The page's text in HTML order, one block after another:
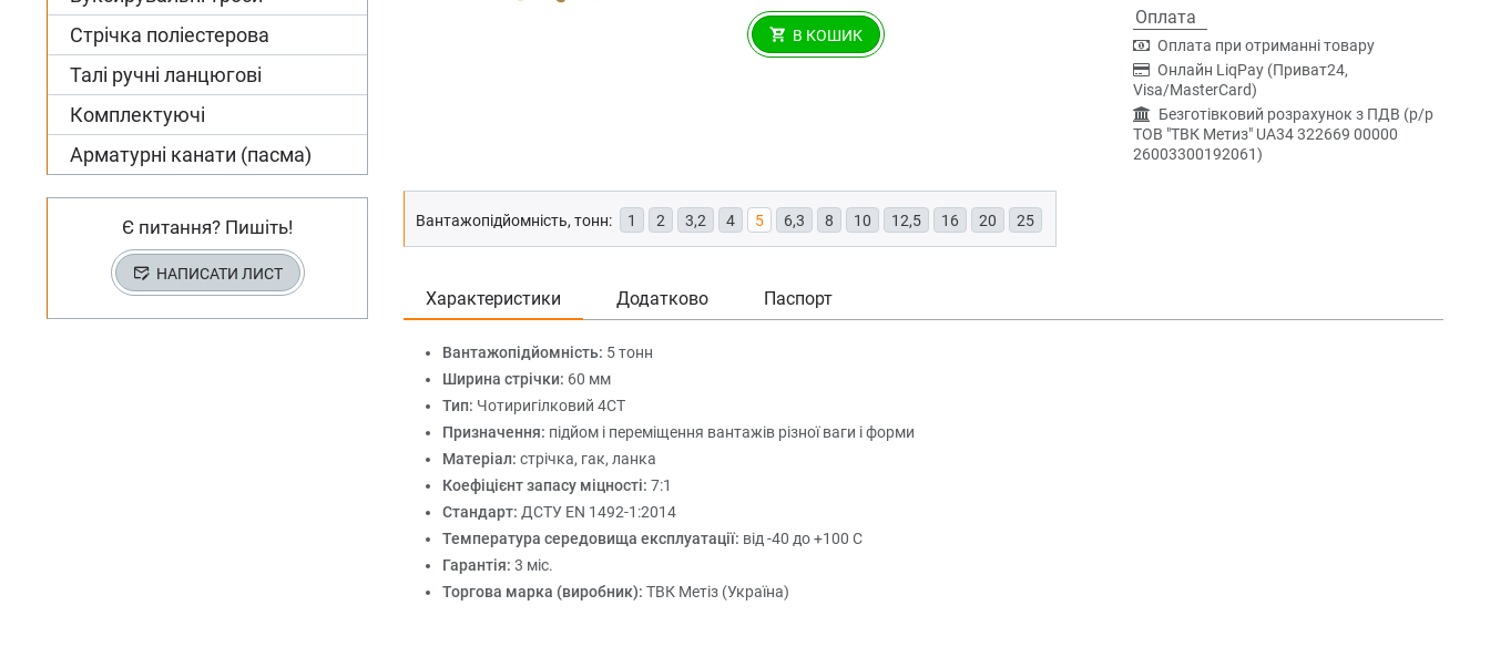
Стрічка поліестерова
Талі ручні ланцюгові
Комплектуючі
Арматурні канати (пасма)
Є питання? Пишіть!
НАПИСАТИ ЛИСТ
В КОШИК
Оплата
Оплата при отриманні товару
Онлайн LiqPay (Приват24,
Visa/MasterCard)
Безготівковий розрахунок з ПДВ (р/р
ТОВ "ТВК Метиз" UA34 322669 00000
26003300192061)
Вантажопідйомність, тонн: 1 2 3,2 4 5 6,3 8 10 12,5 16 20 25
Характеристики Додатково Паспорт
Вантажопідйомність: 5 тонн
Ширина стрічки: 60 мм
Тип: Чотиригілковий 4СТ
Призначення: підйом і переміщення вантажів різної ваги і форми
Матеріал: стрічка, гак, ланка
Коефіцієнт запасу міцності: 7:1
Стандарт: ДСТУ EN 1492-1:2014
Температура середовища експлуатації: від -40 до +100 С
Гарантія: 3 міс.
Торгова марка (виробник): ТВК Метіз (Україна)